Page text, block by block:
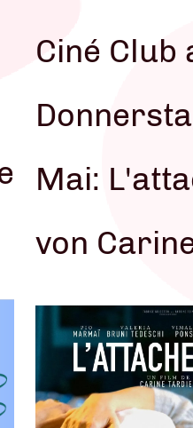
Ciné Club
Mai:
von